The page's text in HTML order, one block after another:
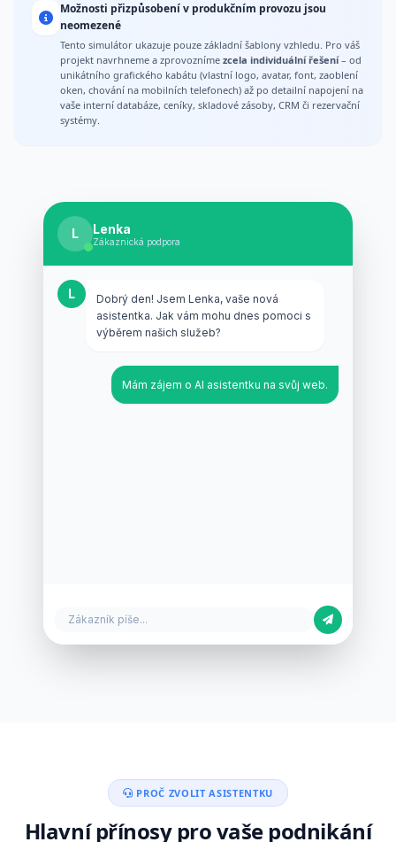
Možnosti přizpůsobení v produkčním provozu jsou
neomezené
Tento simulátor ukazuje pouze základní šablony vzhledu. Pro váš
projekt navrhneme a zprovozníme zcela individuální řešení– od
unikátního grafického kabátu (vlastní logo, avatar, font, zaoblení
oken, chování na mobilních telefonech) až po detailní napojení na
vaše interní databáze, ceníky, skladové zásoby, CRM či rezervační
systémy.
K Klára
Asistentka prodeje
K
Vítejte! Hledáte konkrétní produkt v
našem e-shopu, nebo chcete doporučit
to nejlepší z naší nabídky?
Mám zájem o AI asistentku na svůj web.
Zákazník píše...
PROČ ZVOLIT ASISTENTKU
Hlavní přínosy pro vaše podnikání